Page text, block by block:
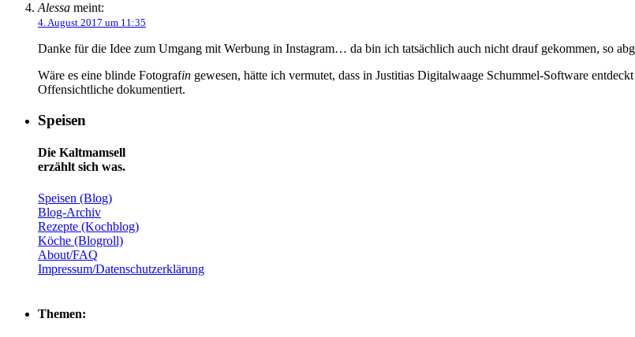
Alessa meint:
4. August 2017 um 11:35
Danke für die Idee zum Umgang mit Werbung in Instagram… da bin ich tatsächlich auch nicht drauf gekommen, so
Wäre es eine blinde Fotografin gewesen, hätte ich vermutet, dass in Justitias Digitalwaage Schummel-Software
Offensichtliche dokumentiert.
Speisen
Die Kaltmamsell
erzählt sich was.
Speisen (Blog)
Blog-Archiv
Rezepte (Kochblog)
Köche (Blogroll)
About/FAQ
Impressum/Datenschutzerklärung
Themen: